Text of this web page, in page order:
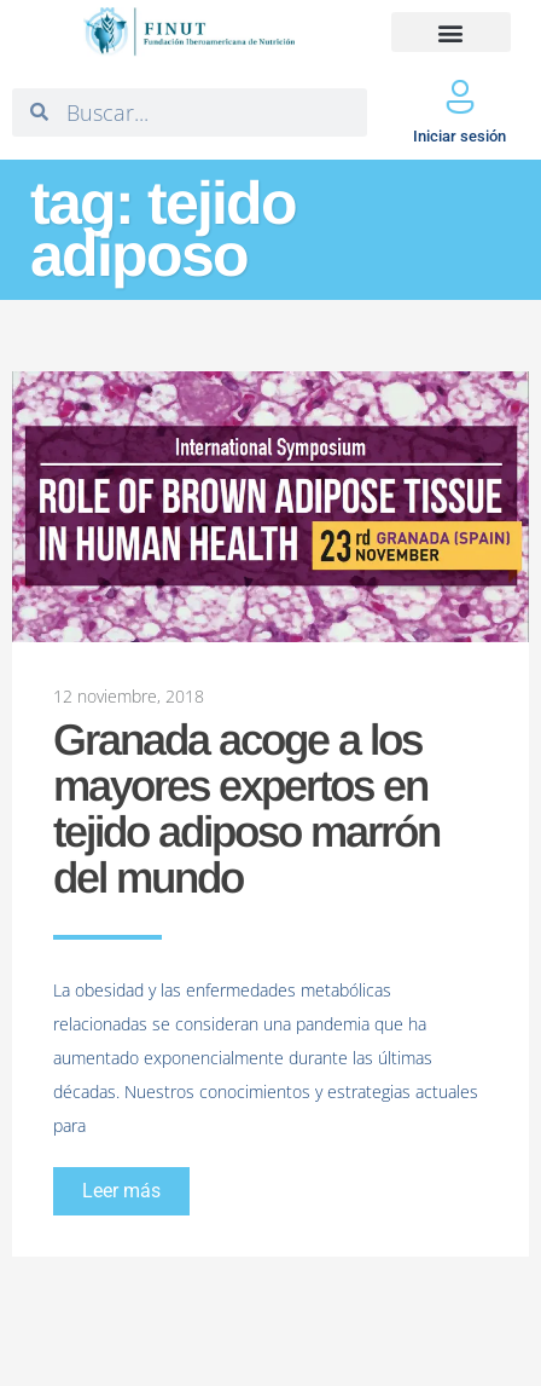
Iniciar sesión
tag: tejido
adiposo
12 noviembre, 2018
Granada acoge a los
mayores expertos en
tejido adiposo marrón
del mundo
La obesidad y las enfermedades metabólicas
relacionadas se consideran una pandemia que ha
aumentado exponencialmente durante las últimas
décadas. Nuestros conocimientos y estrategias actuales
para
Leer más